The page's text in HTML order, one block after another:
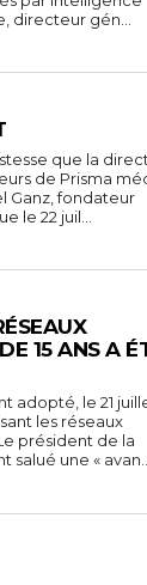
directeur gén...
que la
de Prisma
Ganz, fondateur
le 22 juil...
15 ANS A
adopté, le 21
les réseaux
président de la
une « avan...